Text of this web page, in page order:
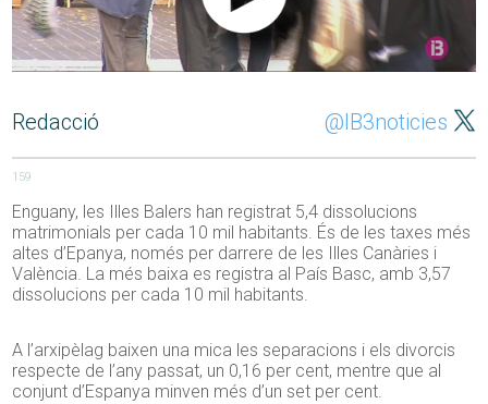
Redacció @IB3noticies
159
Enguany, les Illes Balers han registrat 5,4 dissolucions
matrimonials per cada 10 mil habitants. És de les taxes més
altes d’Epanya, només per darrere de les Illes Canàries i
València. La més baixa es registra al País Basc, amb 3,57
dissolucions per cada 10 mil habitants.
A l’arxipèlag baixen una mica les separacions i els divorcis
respecte de l’any passat, un 0,16 per cent, mentre que al
conjunt d’Espanya minven més d’un set per cent.